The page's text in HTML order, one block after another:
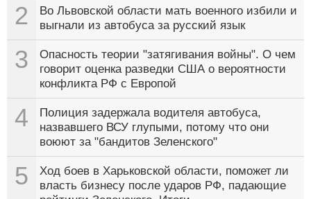
2
Во Львовской области мать военного избили и
выгнали из автобуса за русский язык
3
Опасность теории "затягивания войны". О чем
говорит оценка разведки США о вероятности
конфликта РФ с Европой
4
Полиция задержала водителя автобуса,
назвавшего ВСУ глупыми, потому что они
воюют за "бандитов Зеленского"
5
Ход боев в Харьковской области, поможет ли
власть бизнесу после ударов РФ, падающие